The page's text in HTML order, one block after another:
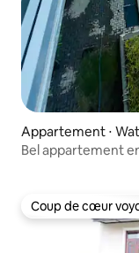
Appartement ⋅
Bel appartement
Coup de cœur
Coup de cœur